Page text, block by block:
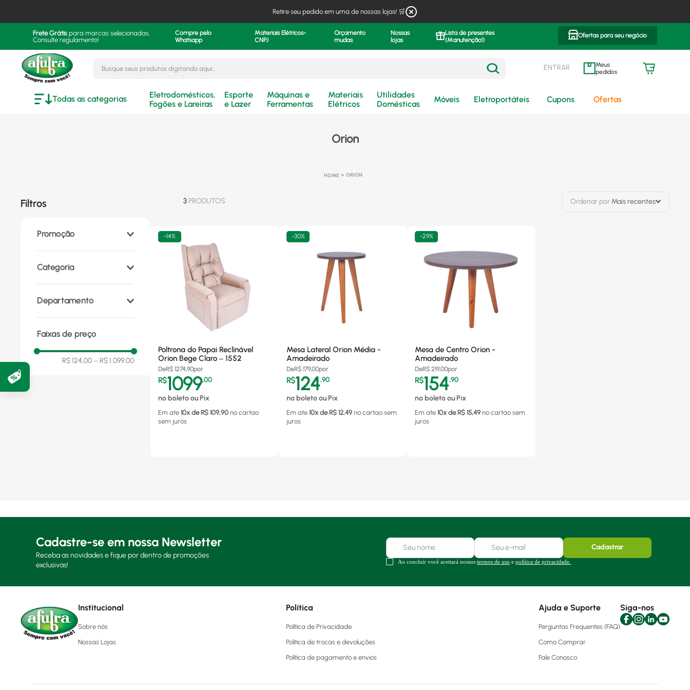
Retire seu pedido em uma de nossas lojas! 🛒
Frete Grátis para marcas selecionadas.
Consulte regulamento!
Compre pelo
Whatsapp
Materiais Elétricos-
CNPJ
Orçamento
mudas
Nossas
lojas
Lista de presentes
(Manutenção!)
Ofertas para seu negócio
ENTRAR meus pedidos
Todas as categorias
Eletrodomésticos,
Fogões e Lareiras
Esporte
e Lazer
Máquinas e
Ferramentas
Materiais
Elétricos
Utilidades
Domésticas
Móveis Eletroportáteis Cupons Ofertas
Orion
ORION
Filtros
Promoção
Categoria
Poltrona (1)
Departamento
Faixas de preço
R$ 124,00 – R$ 1.099,00
3 PRODUTOS Ordenar por Mais recentes
-14%
Poltrona do Papai Reclinável
Orion Bege Claro – 1552
DeR$ 1274,90por
R$1099,00
no boleto ou Pix
Em ate 10x de R$ 109,90 no cartao
sem juros
-30%
Mesa Lateral Orion Média -
Amadeirado
DeR$ 179,00por
R$124,90
no boleto ou Pix
Em ate 10x de R$ 12,49 no cartao sem
juros
-29%
Mesa de Centro Orion -
Amadeirado
DeR$ 219,00por
R$154,90
no boleto ou Pix
Em ate 10x de R$ 15,49 no cartao sem
juros
Cadastre-se em nossa Newsletter
Receba as novidades e fique por dentro de promoções
exclusivas!
Cadastrar
Ao concluir você aceitará nossos termos de uso e política de privacidade.
Institucional
Sobre nós
Nossas Lojas
Política
Política de Privacidade
Política de trocas e devoluções
Política de pagamento e envios
Ajuda e Suporte
Perguntas Frequentes (FAQ)
Como Comprar
Fale Conosco
Siga-nos